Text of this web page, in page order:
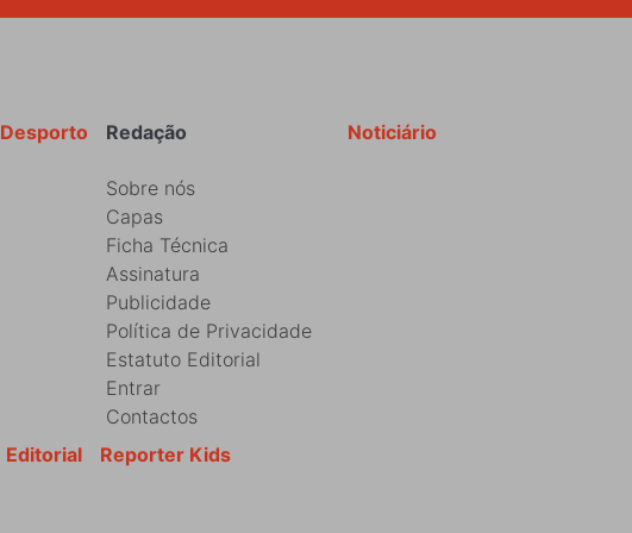
Noticiário
Redação
Sobre nós
Capas
Ficha Técnica
Assinatura
Publicidade
Política de Privacidade
Estatuto Editorial
Entrar
Contactos
Desporto
Reporter Kids
Editorial